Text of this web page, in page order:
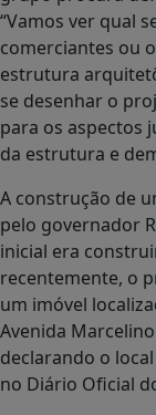
“Vamos ver qual
comerciantes ou
estrutura
se desenhar o
para os aspectos
da estrutura e
A construção de
pelo governador
inicial era
recentemente, o
um imóvel
Avenida
declarando o
no Diário Oficial